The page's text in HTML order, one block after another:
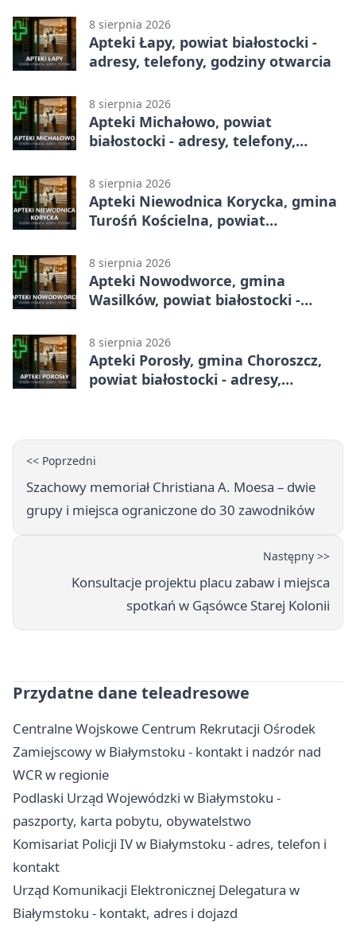
8 sierpnia 2026
Apteki Łapy, powiat białostocki -
adresy, telefony, godziny otwarcia
8 sierpnia 2026
Apteki Michałowo, powiat
białostocki - adresy, telefony,
8 sierpnia 2026
Apteki Niewodnica Korycka, gmina
Turośń Kościelna, powiat
godziny otwarcia
8 sierpnia 2026
Apteki Nowodworce, gmina
Wasilków, powiat białostocki -
8 sierpnia 2026
Apteki Porosły, gmina Choroszcz,
powiat białostocki - adresy,
<< Poprzedni
Szachowy memoriał Christiana A. Moesa – dwie
grupy i miejsca ograniczone do 30 zawodników
Następny >>
Konsultacje projektu placu zabaw i miejsca
spotkań w Gąsówce Starej Kolonii
Przydatne dane teleadresowe
Centralne Wojskowe Centrum Rekrutacji Ośrodek
Zamiejscowy w Białymstoku - kontakt i nadzór nad
WCR w regionie
Podlaski Urząd Wojewódzki w Białymstoku -
paszporty, karta pobytu, obywatelstwo
Komisariat Policji IV w Białymstoku - adres, telefon i
kontakt
Urząd Komunikacji Elektronicznej Delegatura w
Białymstoku - kontakt, adres i dojazd